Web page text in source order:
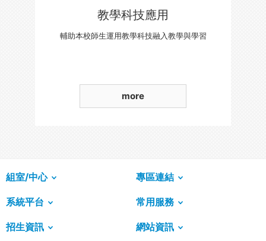
教學科技應用
輔助本校師生運用教學科技融入教學與學習
more
組室/中心 專區連結
系統平台 常用服務
招生資訊 網站資訊